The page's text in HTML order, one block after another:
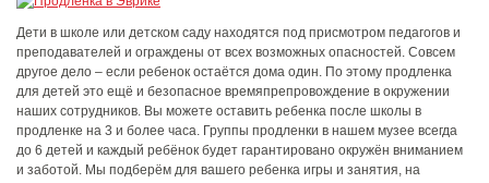
Дети в школе или детском саду находятся под присмотром педагогов и
преподавателей и ограждены от всех возможных опасностей. Совсем
другое дело – если ребенок остаётся дома один. По этому продленка
для детей это ещё и безопасное времяпрепровождение в окружении
наших сотрудников. Вы можете оставить ребенка после школы в
продленке на 3 и более часа. Группы продленки в нашем музее всегда
до 6 детей и каждый ребёнок будет гарантировано окружён вниманием
и заботой. Мы подберём для вашего ребенка игры и занятия, на